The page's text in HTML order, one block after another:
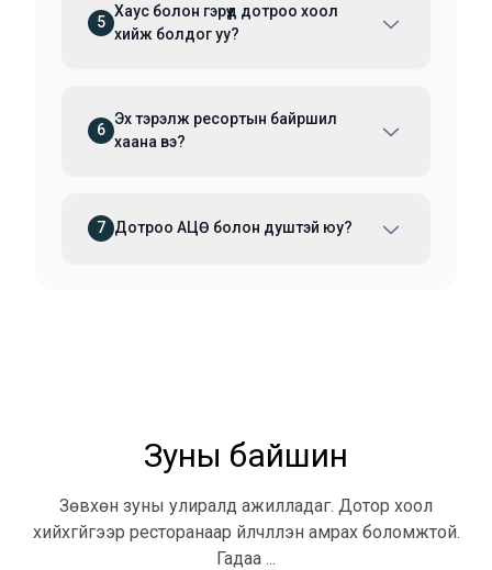
5
Хаус болон гэрүүд дотроо хоол
хийж болдог уу?
6
Эх тэрэлж ресортын байршил
хаана вэ?
7 Дотроо АЦӨ болон душтэй юу?
Зуны байшин
Зөвхөн зуны улиралд ажилладаг. Дотор хоол
хийхгүйгээр ресторанаар үйлчлүүлэн амрах боломжтой.
Гадаа ...